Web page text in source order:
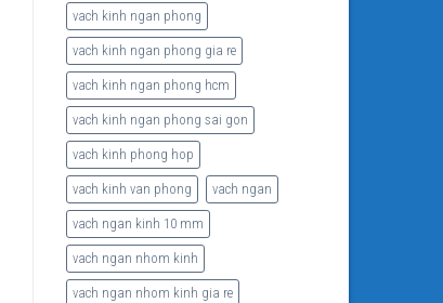
vach kinh ngan phong
vach kinh ngan phong gia re
vach kinh ngan phong hcm
vach kinh ngan phong sai gon
vach kinh phong hop
vach kinh van phong vach ngan
vach ngan kinh 10 mm
vach ngan nhom kinh
vach ngan nhom kinh gia re